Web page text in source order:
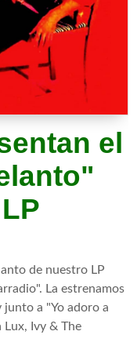
el
de nuestro LP
La estrenamos
a "Yo adoro a
Lux, Ivy & The